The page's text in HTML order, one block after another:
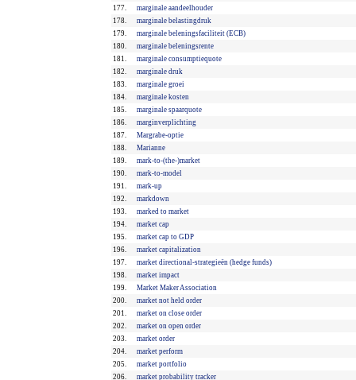
177.
marginale aandeelhouder
178.
marginale belastingdruk
179.
marginale beleningsfaciliteit (ECB)
180.
marginale beleningsrente
181.
marginale consumptiequote
182.
marginale druk
183.
marginale groei
184.
marginale kosten
185.
marginale spaarquote
186.
marginverplichting
187.
Margrabe-optie
188.
Marianne
189.
mark-to-(the-)market
190.
mark-to-model
191.
mark-up
192.
markdown
193.
marked to market
194.
market cap
195.
market cap to GDP
196.
market capitalization
197.
market directional-strategieën (hedge funds)
198.
market impact
199.
Market Maker Association
200.
market not held order
201.
market on close order
202.
market on open order
203.
market order
204.
market perform
205.
market portfolio
206.
market probability tracker